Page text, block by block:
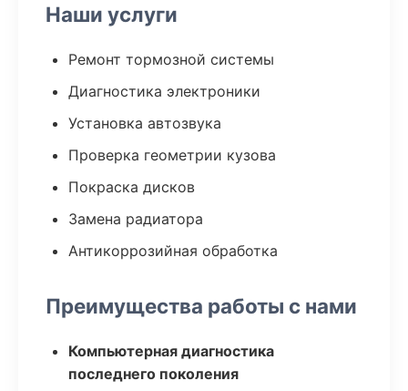
Наши услуги
Ремонт тормозной системы
Диагностика электроники
Установка автозвука
Проверка геометрии кузова
Покраска дисков
Замена радиатора
Антикоррозийная обработка
Преимущества работы с нами
Компьютерная диагностика
последнего поколения